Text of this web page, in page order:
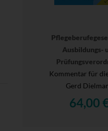
Ausbildungs-
Kommentar für
Gerd
64,00